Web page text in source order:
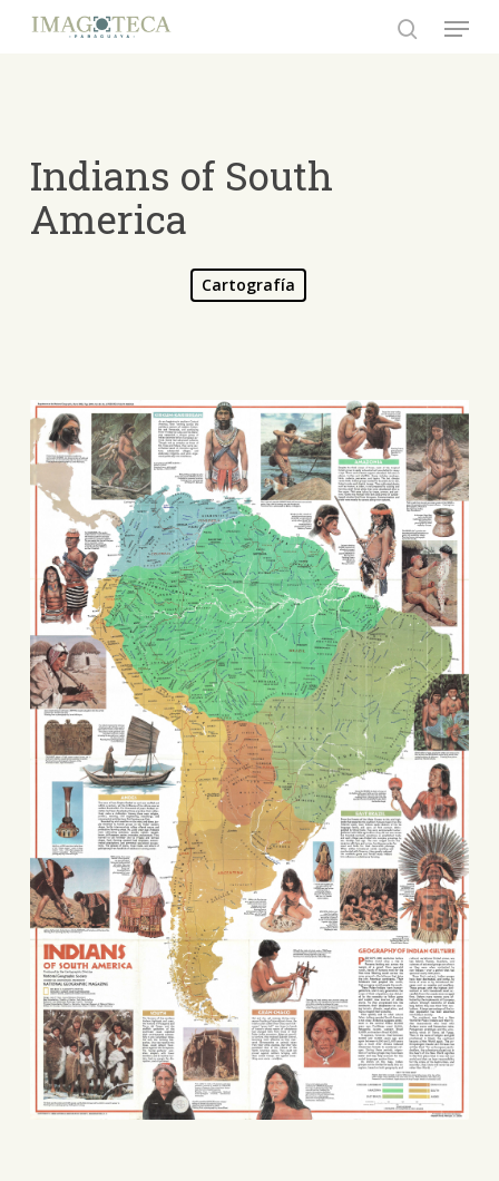
Menu
Indians of South
America
Cartografía